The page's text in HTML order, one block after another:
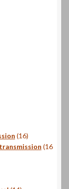
1616
produits
16